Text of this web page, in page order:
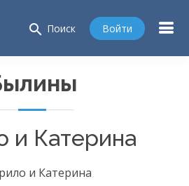
search Поиск Войти
и Катерина